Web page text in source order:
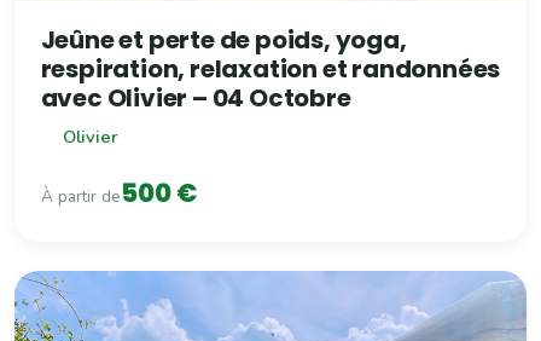
Jeûne et perte de poids, yoga,
respiration, relaxation et randonnées
avec Olivier – 04 Octobre
Olivier
À partir de500 €